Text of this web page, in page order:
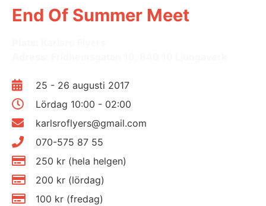
End Of Summer Meet
25 - 26 augusti 2017
Lördag 10:00 - 02:00
karlsroflyers@gmail.com
070-575 87 55
250 kr (hela helgen)
200 kr (lördag)
100 kr (fredag)